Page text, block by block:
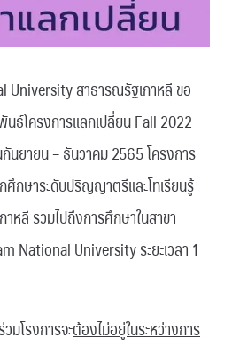
สาธารณรัฐเกาหลี ขอ
นธ์โครงการแลกเปลี่ยน Fall 2022
นยายน – ธันวาคม 2565 โครงการ
ศึกษาระดับปริญญาตรีและโทเรียนรู้
หลี รวมไปถึงการศึกษาในสาขา
National University ระยะเวลา 1
โรงการจะต้องไม่อยู่ในระหว่างการ